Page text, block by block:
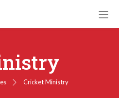
Cricket Ministry